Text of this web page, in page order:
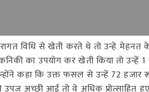
विधि से खेती करते थे तो उन्हे
का उपयोग कर खेती किया तो
कहा कि उक्त फसल से उन्हें 72
अच्छी आई तो वे अधिक प्रोत्साहित